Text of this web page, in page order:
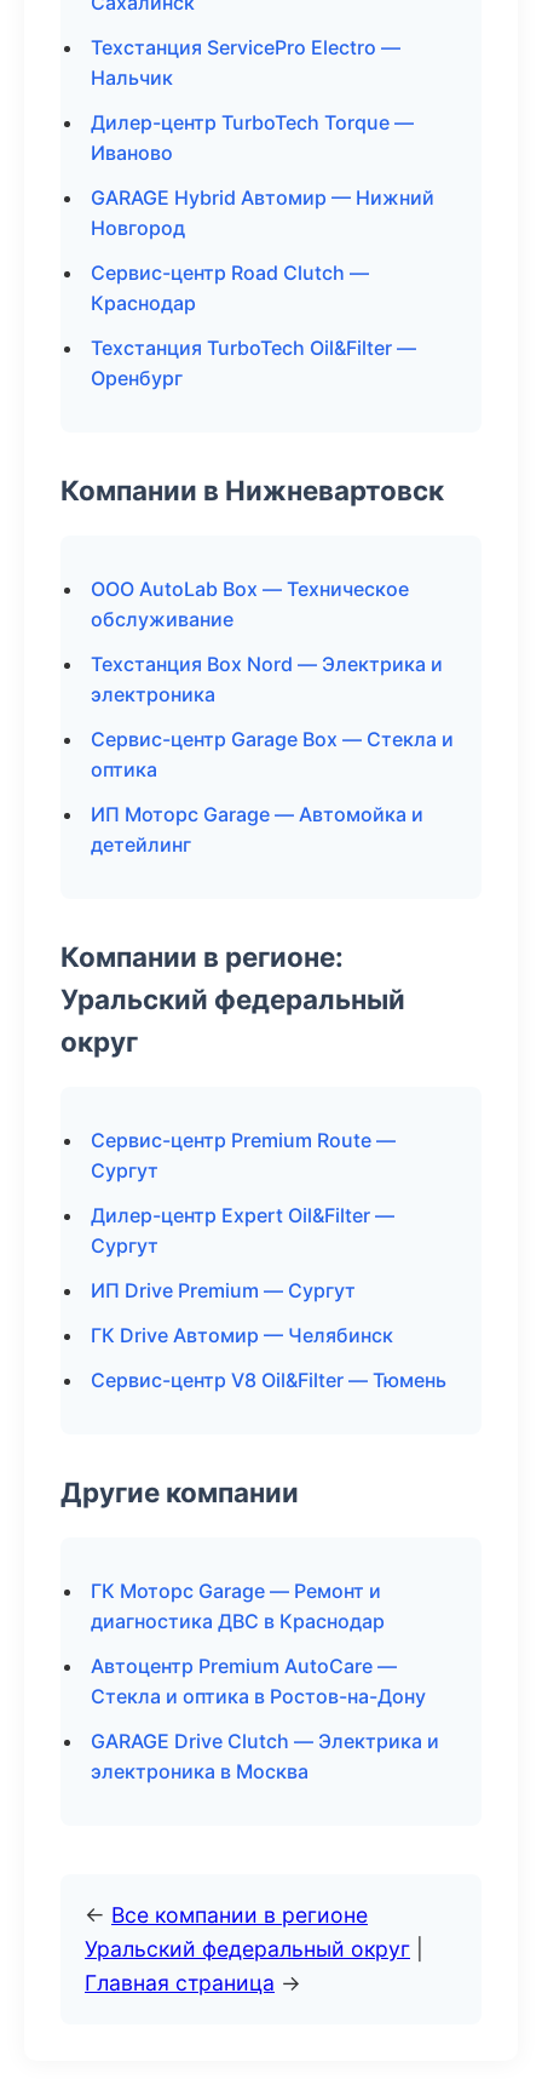
Техстанция ServicePro Electro —
Нальчик
Дилер-центр TurboTech Torque —
Иваново
GARAGE Hybrid Автомир — Нижний
Новгород
Сервис-центр Road Clutch —
Краснодар
Техстанция TurboTech Oil&Filter —
Оренбург
Компании в Нижневартовск
ООО AutoLab Box — Техническое
обслуживание
Техстанция Box Nord — Электрика и
электроника
Сервис-центр Garage Box — Стекла и
оптика
ИП Моторс Garage — Автомойка и
детейлинг
Компании в регионе:
Уральский федеральный
округ
Сервис-центр Premium Route —
Сургут
Дилер-центр Expert Oil&Filter —
Сургут
ИП Drive Premium — Сургут
ГК Drive Автомир — Челябинск
Сервис-центр V8 Oil&Filter — Тюмень
Другие компании
ГК Моторс Garage — Ремонт и
диагностика ДВС в Краснодар
Автоцентр Premium AutoCare —
Стекла и оптика в Ростов-на-Дону
GARAGE Drive Clutch — Электрика и
электроника в Москва
← Все компании в регионе
Уральский федеральный округ
Главная страница →